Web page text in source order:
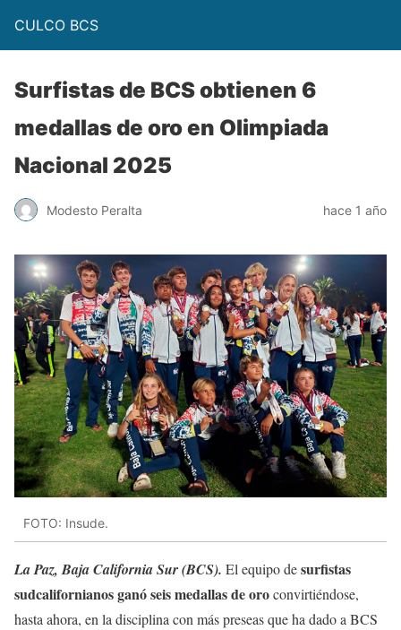
CULCO BCS
Surfistas de BCS obtienen 6
medallas de oro en Olimpiada
Nacional 2025
Modesto Peralta hace 1 año
FOTO: Insude.
La Paz, Baja California Sur (BCS). El equipo desurfistas
sudcalifornianos ganó seis medallas de oroconvirtiéndose,
hasta ahora, en la disciplina con más preseas que ha dado a BCS